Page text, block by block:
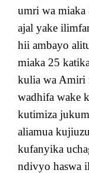
umri wa miaka
ajal yake
hii ambayo
miaka 25
kulia wa Amiri
wadhifa wake
kutimiza
aliamua
kufanyika
ndivyo haswa